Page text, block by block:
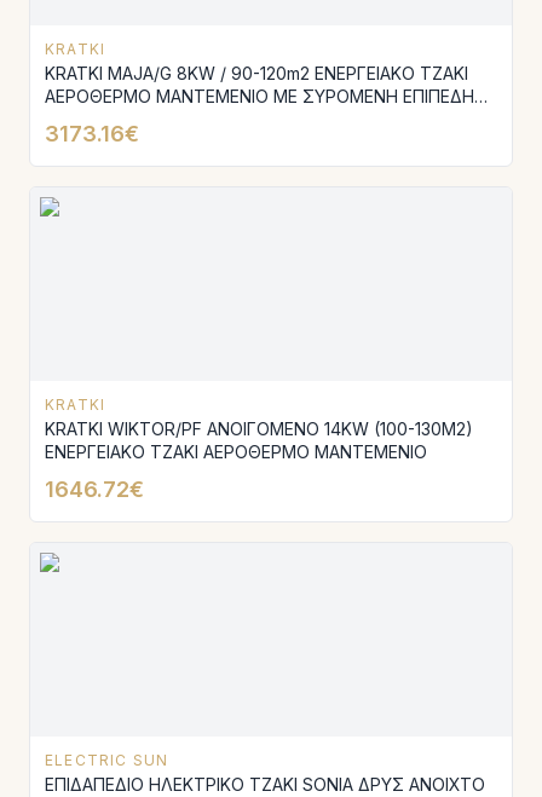
KRATKI
KRATKI MAJA/G 8KW / 90-120m2 ΕΝΕΡΓΕΙΑΚΟ ΤΖΑΚΙ
ΑΕΡΟΘΕΡΜΟ ΜΑΝΤΕΜΕΝΙΟ ΜΕ ΣΥΡΟΜΕΝΗ ΕΠΙΠΕΔΗ
3173.16€
KRATKI
KRATKI WIKTOR/PF ΑΝΟΙΓΟΜΕΝΟ 14KW (100-130M2)
ΕΝΕΡΓΕΙΑΚΟ ΤΖΑΚΙ ΑΕΡΟΘΕΡΜΟ ΜΑΝΤΕΜΕΝΙΟ
1646.72€
ELECTRIC SUN
ΕΠΙΔΑΠΕΔΙΟ ΗΛΕΚΤΡΙΚΟ ΤΖΑΚΙ SONIA ΔΡΥΣ ΑΝΟΙΧΤΟ